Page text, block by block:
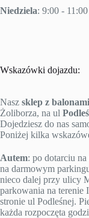
Niedziela: 9:00 - 11:00
Wskazówki dojazdu:
Nasz sklep z balonami
Żoliborza, na ul
Dojedziesz do nas
Poniżej kilka
Autem: po dotarciu
na darmowym
nieco dalej przy ulicy
parkowania na
stronie ul Podleśnej.
każda rozpoczęta